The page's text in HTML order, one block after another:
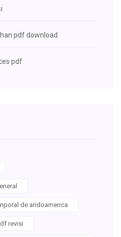
pdf download
pdf
de aridoamerica
revisi